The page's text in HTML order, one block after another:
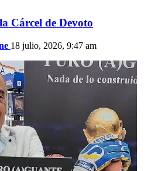
Cárcel de Devoto
18 julio, 2026, 9:47 am